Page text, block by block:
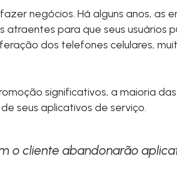
negócios. Há alguns anos, as
para que seus usuários
dos telefones celulares,
significativos, a maioria
seus aplicativos de serviço.
o cliente abandonarão